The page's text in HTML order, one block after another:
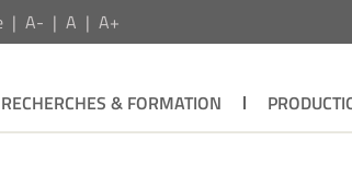
A- A A+
RECHERCHES & FORMATION